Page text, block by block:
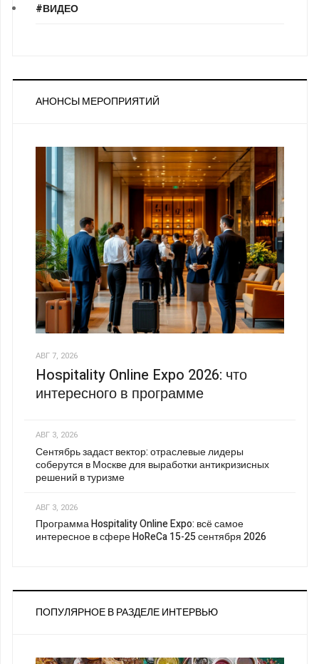
#ВИДЕО
АНОНСЫ МЕРОПРИЯТИЙ
АВГ 7, 2026
Hospitality Online Expo 2026: что
интересного в программе
АВГ 3, 2026
Сентябрь задаст вектор: отраслевые лидеры
соберутся в Москве для выработки антикризисных
решений в туризме
АВГ 3, 2026
Программа Hospitality Online Expo: всё самое
интересное в сфере HoReCa 15-25 сентября 2026
ПОПУЛЯРНОЕ В РАЗДЕЛЕ ИНТЕРВЬЮ